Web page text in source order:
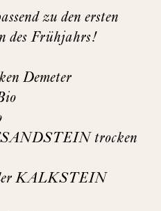
zu den ersten
des Frühjahrs!
Demeter
trocken
KALKSTEIN